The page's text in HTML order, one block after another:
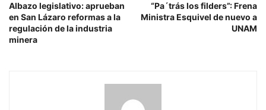
Albazo legislativo: aprueban
en San Lázaro reformas a la
regulación de la industria
minera
“Pa´trás los filders”: Frena
Ministra Esquivel de nuevo a
UNAM